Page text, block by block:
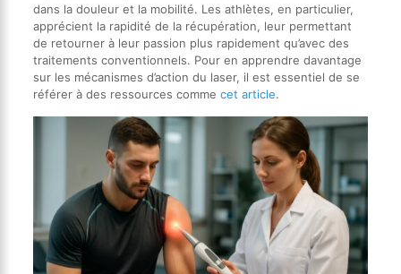
dans la douleur et la mobilité. Les athlètes, en particulier,
apprécient la rapidité de la récupération, leur permettant
de retourner à leur passion plus rapidement qu’avec des
traitements conventionnels. Pour en apprendre davantage
sur les mécanismes d’action du laser, il est essentiel de se
référer à des ressources comme cet article.